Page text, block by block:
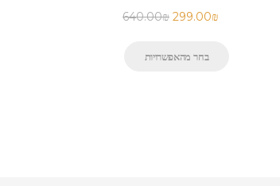
640.00₪ 299.00₪
בחר מהאפשרויות